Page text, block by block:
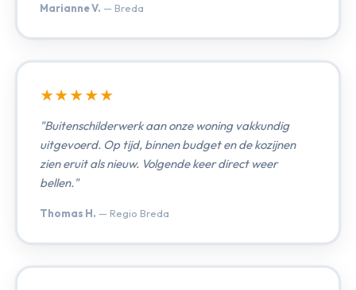
Marianne V. — Breda
★★★★★
"Buitenschilderwerk aan onze woning vakkundig
uitgevoerd. Op tijd, binnen budget en de kozijnen
zien eruit als nieuw. Volgende keer direct weer
bellen."
Thomas H. — Regio Breda